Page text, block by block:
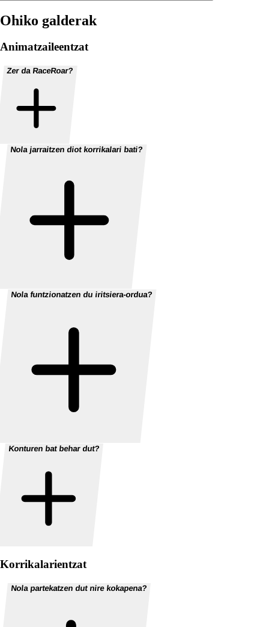
Ohiko galderak
Animatzaileentzat
Zer da RaceRoar?
Nola jarraitzen diot korrikalari bati?
Nola funtzionatzen du iritsiera-ordua?
Konturen bat behar dut?
Korrikalarientzat
Nola partekatzen dut nire kokapena?